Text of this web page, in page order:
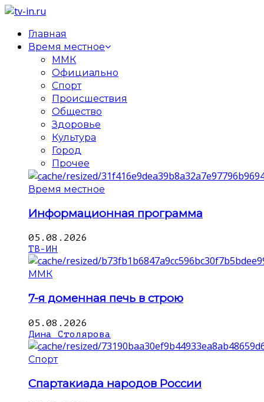
Главная
Время местное
ММК
Официально
Спорт
Происшествия
Общество
Здоровье
Культура
Город
Прочее
Время местное
Информационная программа
05.08.2026
ТВ-ИН
ММК
7-я доменная печь в строю
05.08.2026
Дина Столярова
Спорт
Спартакиада народов России